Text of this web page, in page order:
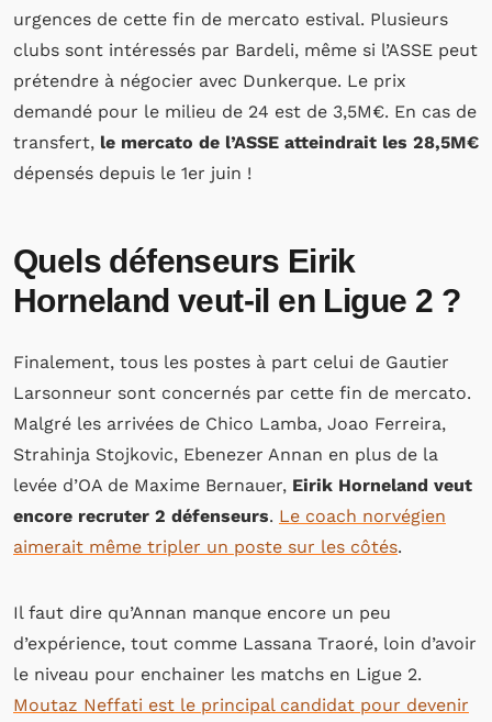
urgences de cette fin de mercato estival. Plusieurs
clubs sont intéressés par Bardeli, même si l’ASSE peut
prétendre à négocier avec Dunkerque. Le prix
demandé pour le milieu de 24 est de 3,5M€. En cas de
transfert, le mercato de l’ASSE atteindrait les 28,5M€
dépensés depuis le 1er juin !
Quels défenseurs Eirik
Horneland veut-il en Ligue 2 ?
Finalement, tous les postes à part celui de Gautier
Larsonneur sont concernés par cette fin de mercato.
Malgré les arrivées de Chico Lamba, Joao Ferreira,
Strahinja Stojkovic, Ebenezer Annan en plus de la
levée d’OA de Maxime Bernauer, Eirik Horneland veut
encore recruter 2 défenseurs. Le coach norvégien
aimerait même tripler un poste sur les côtés.
Il faut dire qu’Annan manque encore un peu
d’expérience, tout comme Lassana Traoré, loin d’avoir
le niveau pour enchainer les matchs en Ligue 2.
Moutaz Neffati est le principal candidat pour devenir